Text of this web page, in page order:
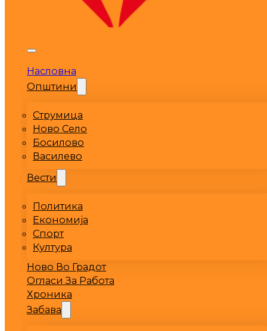
Насловна
Општини
Струмица
Ново Село
Босилово
Василево
Вести
Политика
Економија
Спорт
Култура
Ново Во Градот
Огласи За Работа
Хроника
Забава